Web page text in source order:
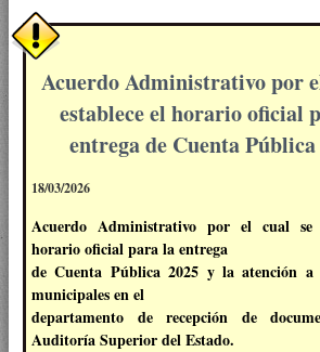
Acuerdo Administrativo por
establece el horario oficial
entrega de Cuenta Pública
18/03/2026
Acuerdo Administrativo por el cual se
horario oficial para la entrega
de Cuenta Pública 2025 y la atención a
municipales en el
departamento de recepción de
Auditoría Superior del Estado.